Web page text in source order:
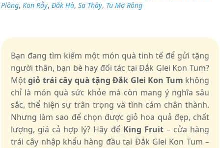
Plông, Kon Rẫy, Đắk Hà, Sa Thầy, Tu Mơ Rông
Bạn đang tìm kiếm một món quà tinh tế để gửi tặng
người thân, bạn bè hay đối tác tại Đắk Glei Kon Tum?
Mộtgiỏ trái cây quà tặng Đắk Glei Kon Tum không
chỉ là món quà sức khỏe mà còn mang ý nghĩa sâu
sắc, thể hiện sự trân trọng và tình cảm chân thành.
Nhưng làm sao để chọn được giỏ hoa quả đẹp, chất
lượng, giá cả hợp lý? Hãy để King Fruit– cửa hàng
trái cây nhập khẩu hàng đầu tại Đắk Glei Kon Tum –